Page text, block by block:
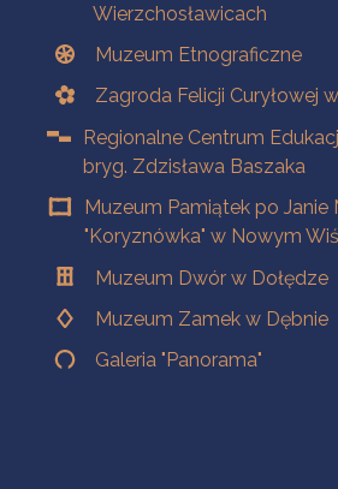
Wierzchosławicach
Muzeum Etnograficzne
Zagroda Felicji Curyłowej
Regionalne Centrum
bryg. Zdzisława Baszaka
Muzeum Pamiątek po Janie
"Koryznówka" w Nowym
Muzeum Dwór w Dołędze
Muzeum Zamek w Dębnie
Galeria "Panorama"